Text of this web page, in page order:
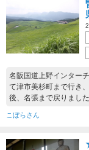
名阪国道上野インター
て津市美杉町まで行き
後、名張まで戻りまし
こぼらさん